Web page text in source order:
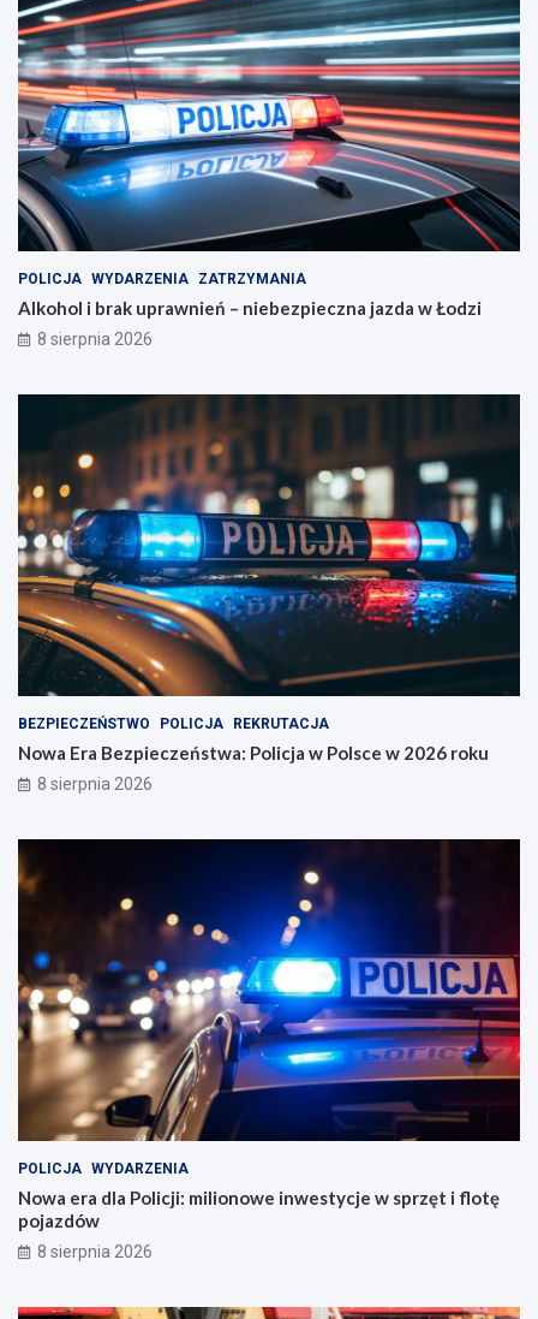
POLICJA WYDARZENIA ZATRZYMANIA
Alkohol i brak uprawnień – niebezpieczna jazda w Łodzi
8 sierpnia 2026
BEZPIECZEŃSTWO POLICJA REKRUTACJA
Nowa Era Bezpieczeństwa: Policja w Polsce w 2026 roku
8 sierpnia 2026
POLICJA WYDARZENIA
Nowa era dla Policji: milionowe inwestycje w sprzęt i flotę
pojazdów
8 sierpnia 2026